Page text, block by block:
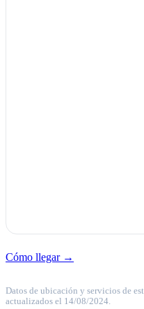
Cómo llegar →
Datos de ubicación y servicios de
actualizados el 14/08/2024.